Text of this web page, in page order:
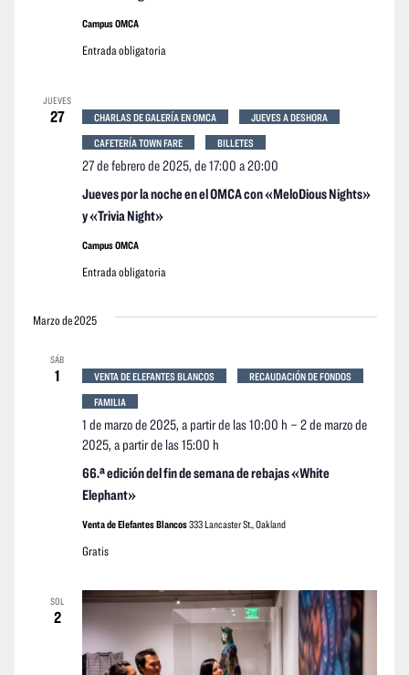
Campus OMCA
Entrada obligatoria
JUEVES
27
Jueves por la noche en el OMCA con «MeloDious Nights»
y «Trivia Night»
27 de febrero de 2025, de 17:00 a20:00
CHARLAS DE GALERÍA EN OMCA
JUEVES A DESHORA
CAFETERÍA TOWN FARE
BILLETES
Campus OMCA
Entrada obligatoria
Marzo de 2025
SÁB
1
66.ª edición del fin de semana de rebajas «White
Elephant»
1 de marzo de 2025, a partir de las 10:00 h – 2 de marzo de
2025, a partir de las 15:00 h
VENTA DE ELEFANTES BLANCOS
RECAUDACIÓN DE FONDOS
FAMILIA
Venta de Elefantes Blancos333 Lancaster St., Oakland
Gratis
SOL
2